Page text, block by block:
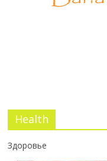
Health
Здоровье